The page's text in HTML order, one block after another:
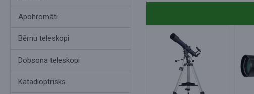
Apohromāti
Bērnu teleskopi
Dobsona teleskopi
Katadioptrisks